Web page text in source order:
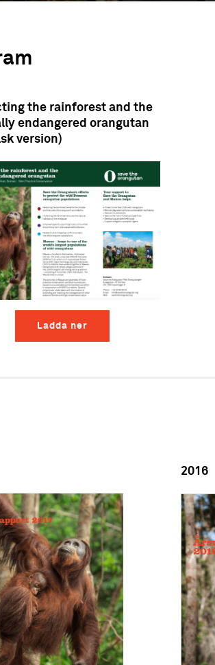
the rainforest and the
endangered orangutan
version)
Ladda ner
2016